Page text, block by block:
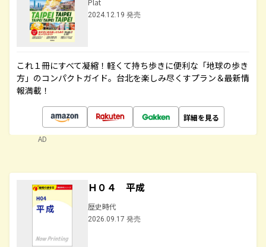
Plat
2024.12.19 発売
これ１冊にすべて凝縮！軽くて持ち歩きに便利な「地球の歩き
方」のコンパクトガイド。台北を楽しみ尽くすプラン＆最新情
報満載！
詳細を見る
AD
Ｈ０４ 平成
歴史時代
2026.09.17 発売